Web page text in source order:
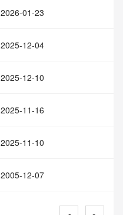
2026-01-23
2025-12-04
2025-12-10
2025-11-16
2025-11-10
2005-12-07